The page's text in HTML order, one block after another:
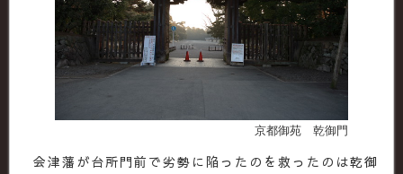
京都御苑 乾御門
会津藩が台所門前で劣勢に陥ったのを救ったのは乾御